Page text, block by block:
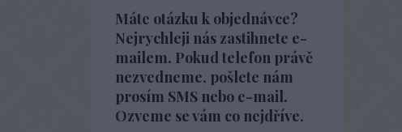
Máte otázku k objednávce?
Nejrychleji nás zastihnete e-
mailem. Pokud telefon právě
nezvedneme, pošlete nám
prosím SMS nebo e-mail.
Ozveme se vám co nejdříve.